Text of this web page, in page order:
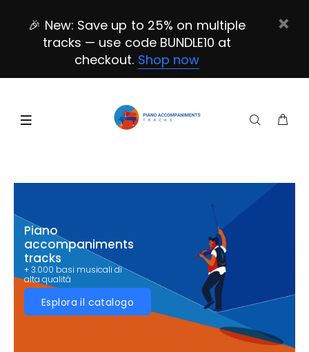
🎉 New: Save up to 25% on multiple
tracks — use code BUNDLE10 at
checkout. Shop now
Piano
accompaniments
tracks
+ 3.000 basi musicali di
alta qualità
Esplora il catalogo